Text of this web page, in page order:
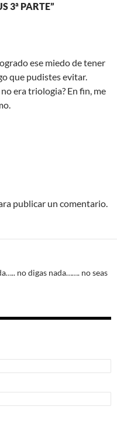
3ª PARTE”
ese miedo de tener
que pudistes evitar.
era triologia? En fin, me
publicar un comentario.
no digas nada……. no seas